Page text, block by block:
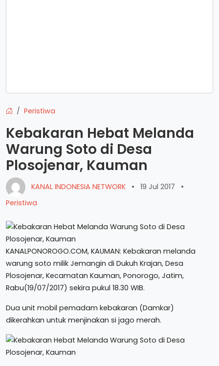
Peristiwa
Kebakaran Hebat Melanda
Warung Soto di Desa
Plosojenar, Kauman
KANAL INDONESIA NETWORK • 19 Jul 2017
•
Peristiwa
KANALPONOROGO.COM, KAUMAN: Kebakaran melanda
warung soto milik Jemangin di Dukuh Krajan, Desa
Plosojenar, Kecamatan Kauman, Ponorogo, Jatim,
Rabu(19/07/2017) sekira pukul 18.30 WIB.
Dua unit mobil pemadam kebakaran (Damkar)
dikerahkan untuk menjinakan si jago merah.